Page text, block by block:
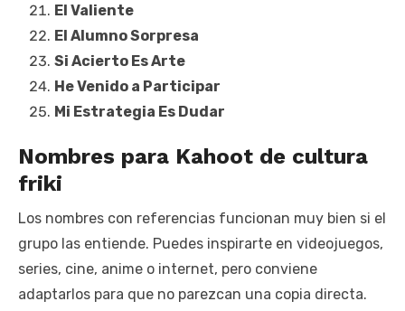
El Valiente
El Alumno Sorpresa
Si Acierto Es Arte
He Venido a Participar
Mi Estrategia Es Dudar
Nombres para Kahoot de cultura
friki
Los nombres con referencias funcionan muy bien si el
grupo las entiende. Puedes inspirarte en videojuegos,
series, cine, anime o internet, pero conviene
adaptarlos para que no parezcan una copia directa.